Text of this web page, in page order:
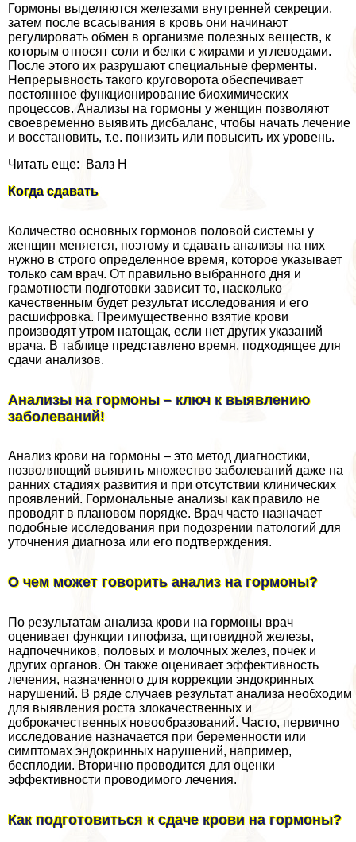
Гормоны выделяются железами внутренней секреции,
затем после всасывания в кровь они начинают
регулировать обмен в организме полезных веществ, к
которым относят соли и белки с жирами и углеводами.
После этого их разрушают специальные ферменты.
Непрерывность такого круговорота обеспечивает
постоянное функционирование биохимических
процессов. Анализы на гормоны у женщин позволяют
своевременно выявить дисбаланс, чтобы начать лечение
и восстановить, т.е. понизить или повысить их уровень.
Читать еще: Валз Н
Когда сдавать
Количество основных гормонов пoлoвoй системы у
женщин меняется, поэтому и сдавать анализы на них
нужно в строго определенное время, которое указывает
только сам врач. От правильно выбранного дня и
грамотности подготовки зависит то, насколько
качественным будет результат исследования и его
расшифровка. Преимущественно взятие крови
производят утром натощак, если нет других указаний
врача. В таблице представлено время, подходящее для
сдачи анализов.
Анализы на гормоны – ключ к выявлению
заболеваний!
Анализ крови на гормоны – это метод диагностики,
позволяющий выявить множество заболеваний даже на
ранних стадиях развития и при отсутствии клинических
проявлений. Гормональные анализы как правило не
проводят в плановом порядке. Врач часто назначает
подобные исследования при подозрении патологий для
уточнения диагноза или его подтверждения.
О чем может говорить анализ на гормоны?
По результатам анализа крови на гормоны врач
оценивает функции гипофиза, щитовидной железы,
надпочечников, пoлoвых и молочных желез, почек и
других органов. Он также оценивает эффективность
лечения, назначенного для коррекции эндокринных
нарушений. В ряде случаев результат анализа необходим
для выявления роста злокачественных и
доброкачественных новообразований. Часто, первично
исследование назначается при беременности или
симптомах эндокринных нарушений, например,
бесплодии. Вторично проводится для оценки
эффективности проводимого лечения.
Как подготовиться к сдаче крови на гормоны?